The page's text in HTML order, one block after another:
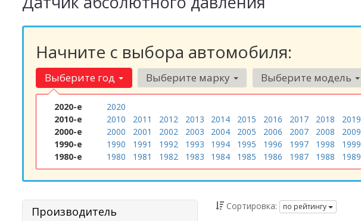
Начните с выбора автомобиля:
Выберите год
2020-е
2020
2010-е
2010 2011 2012 2013 2014 2015 2016 2017 2018
2019
2000-е
2000 2001 2002 2003 2004 2005 2006 2007 2008
2009
1990-е
1990 1991 1992 1993 1994 1995 1996 1997 1998
1999
1980-е
1980 1981 1982 1983 1984 1985 1986 1987 1988 1989
Выберите марку Выберите модель
Производитель Сортировка: по рейтингу